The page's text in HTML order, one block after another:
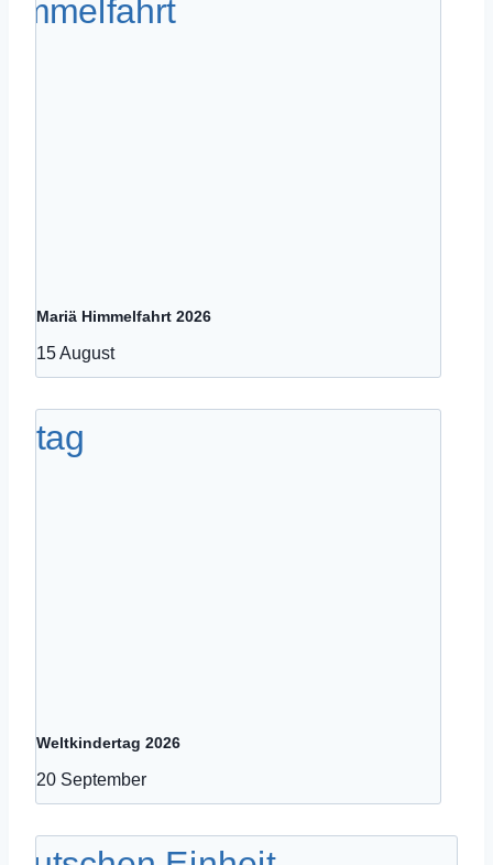
Mariä Himmelfahrt 2026
15 August
Weltkindertag 2026
20 September